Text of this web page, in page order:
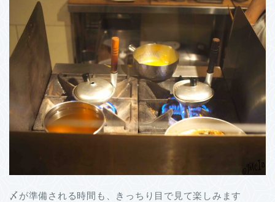
〆が準備される時間も、きっちり目で見て楽しみます